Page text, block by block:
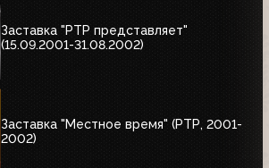
Заставка "РТР представляет"
(15.09.2001-31.08.2002)
Заставка "Местное время" (РТР, 2001-
2002)